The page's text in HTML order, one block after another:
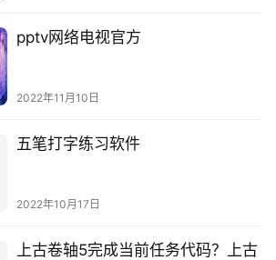
pptv网络电视官方
2022年11月10日
五笔打字练习软件
2022年10月17日
上古卷轴5完成当前任务代码？上古